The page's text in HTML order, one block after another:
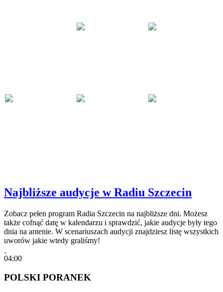
Najbliższe audycje w Radiu Szczecin
Zobacz pełen program Radia Szczecin na najbliższe dni. Możesz
także cofnąć datę w kalendarzu i sprawdzić, jakie audycje były tego
dnia na antenie. W scenariuszach audycji znajdziesz listę wszystkich
uworów jakie wtedy graliśmy!
04:00
POLSKI PORANEK